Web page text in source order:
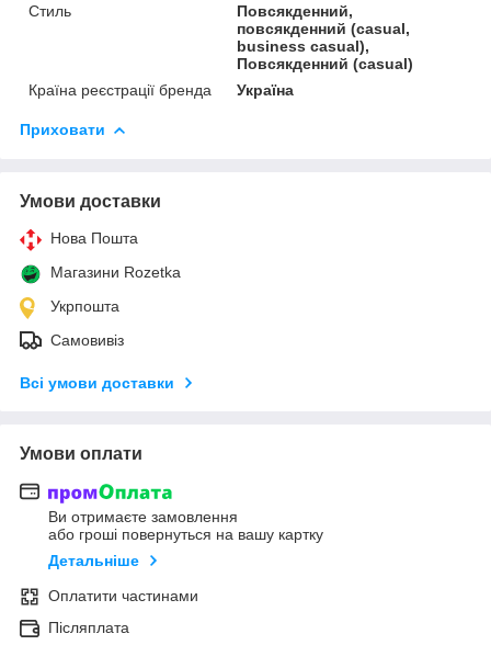
Стиль
Повсякденний,
повсякденний (casual,
business casual),
Повсякденний (casual)
Країна реєстрації бренда
Україна
Приховати
Умови доставки
Нова Пошта
Магазини Rozetka
Укрпошта
Самовивіз
Всі умови доставки
Умови оплати
Ви отримаєте замовлення
або гроші повернуться на вашу картку
Детальніше
Оплатити частинами
Післяплата